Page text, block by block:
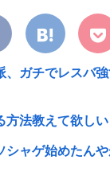
、ガチでレスバ
方法教えて欲しい
シャゲ始めたん